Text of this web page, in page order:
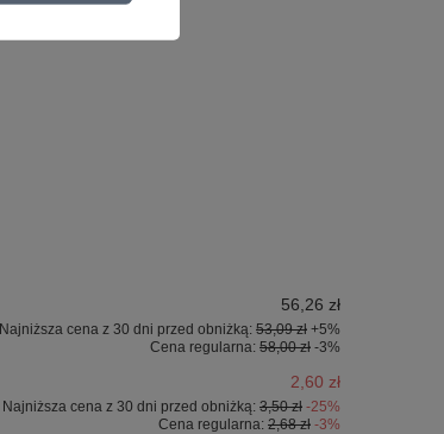
56,26 zł
Najniższa cena z 30 dni przed obniżką: 53,09 zł +5%
Cena regularna: 58,00 zł -3%
2,60 zł
Najniższa cena z 30 dni przed obniżką: 3,50 zł -25%
Cena regularna: 2,68 zł -3%